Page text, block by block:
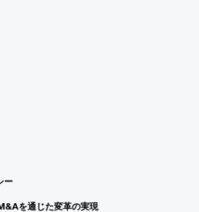
ー
を通じた変革の実現